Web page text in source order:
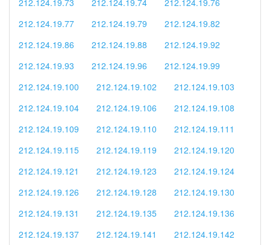
212.124.19.73
212.124.19.74
212.124.19.76
212.124.19.77
212.124.19.79
212.124.19.82
212.124.19.86
212.124.19.88
212.124.19.92
212.124.19.93
212.124.19.96
212.124.19.99
212.124.19.100
212.124.19.102
212.124.19.103
212.124.19.104
212.124.19.106
212.124.19.108
212.124.19.109
212.124.19.110
212.124.19.111
212.124.19.115
212.124.19.119
212.124.19.120
212.124.19.121
212.124.19.123
212.124.19.124
212.124.19.126
212.124.19.128
212.124.19.130
212.124.19.131
212.124.19.135
212.124.19.136
212.124.19.137
212.124.19.141
212.124.19.142